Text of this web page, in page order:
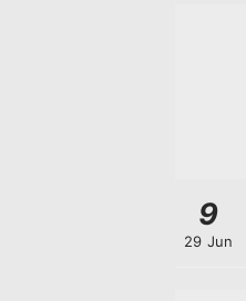
9
29 Jun